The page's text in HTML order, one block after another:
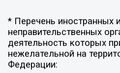
* Перечень иностранных
неправительственных
деятельность которых
нежелательной на
Федерации: